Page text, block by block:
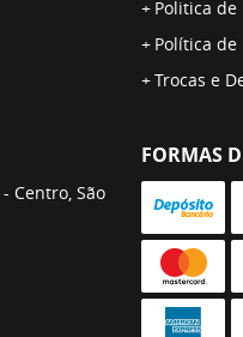
Politica de
Política de
Trocas e
- Centro, São
FORMAS